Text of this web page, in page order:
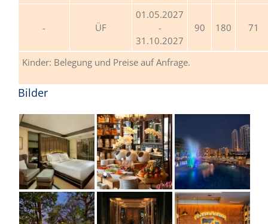
ÜF
01.05.2027
-
31.10.2027
90 180 71
Kinder: Belegung und Preise auf Anfrage.
Bilder